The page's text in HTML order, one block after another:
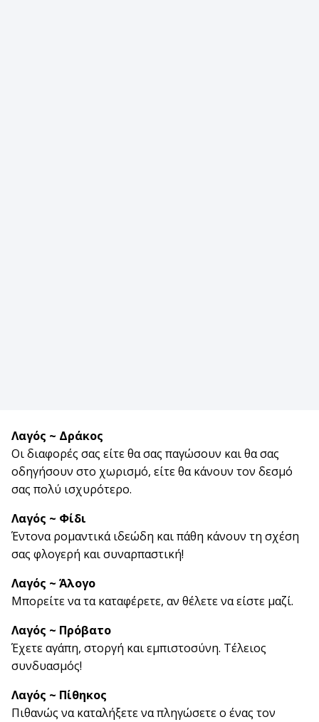
Λαγός ~ Δράκος
Οι διαφορές σας είτε θα σας παγώσουν και θα σας
οδηγήσουν στο χωρισμό, είτε θα κάνουν τον δεσμό
σας πολύ ισχυρότερο.
Λαγός ~ Φίδι
Έντονα ρομαντικά ιδεώδη και πάθη κάνουν τη σχέση
σας φλογερή και συναρπαστική!
Λαγός ~ Άλογο
Μπορείτε να τα καταφέρετε, αν θέλετε να είστε μαζί.
Λαγός ~ Πρόβατο
Έχετε αγάπη, στοργή και εμπιστοσύνη. Τέλειος
συνδυασμός!
Λαγός ~ Πίθηκος
Πιθανώς να καταλήξετε να πληγώσετε ο ένας τον